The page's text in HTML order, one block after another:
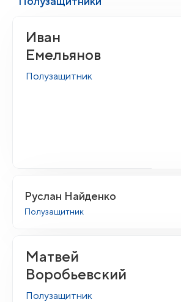
Иван
Емельянов
Полузащитник
Руслан Найденко
Полузащитник
Матвей
Воробьевский
Полузащитник